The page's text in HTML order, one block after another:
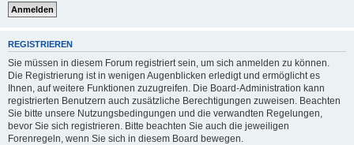
REGISTRIEREN
Sie müssen in diesem Forum registriert sein, um sich anmelden zu können.
Die Registrierung ist in wenigen Augenblicken erledigt und ermöglicht es
Ihnen, auf weitere Funktionen zuzugreifen. Die Board-Administration kann
registrierten Benutzern auch zusätzliche Berechtigungen zuweisen. Beachten
Sie bitte unsere Nutzungsbedingungen und die verwandten Regelungen,
bevor Sie sich registrieren. Bitte beachten Sie auch die jeweiligen
Forenregeln, wenn Sie sich in diesem Board bewegen.